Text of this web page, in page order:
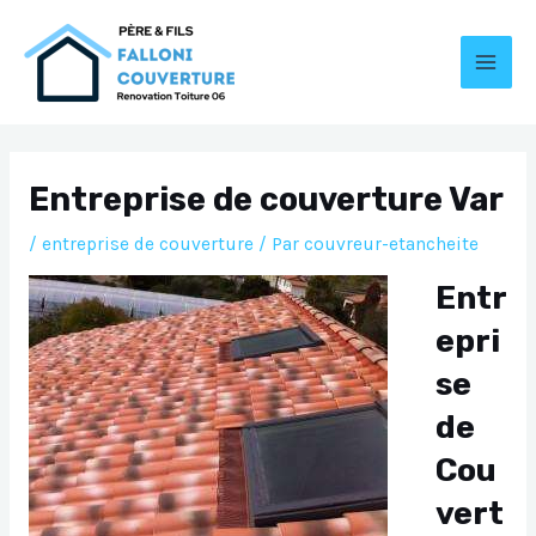
Entreprise de couverture Var
/ entreprise de couverture/ Par couvreur-etancheite
Entr
epri
se
de
Cou
vert